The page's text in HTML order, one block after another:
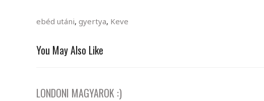
ebéd utáni, gyertya, Keve
You May Also Like
LONDONI MAGYAROK :)